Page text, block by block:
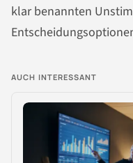
klar benannten
AUCH INTERESSANT